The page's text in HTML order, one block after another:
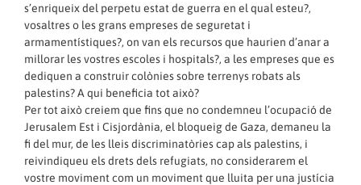
s’enriqueix del perpetu estat de guerra en el qual esteu?,
vosaltres o les grans empreses de seguretat i
armamentístiques?, on van els recursos que haurien d’anar a
millorar les vostres escoles i hospitals?, a les empreses que es
dediquen a construir colònies sobre terrenys robats als
palestins? A qui beneficia tot això?
Per tot això creiem que fins que no condemneu l’ocupació de
Jerusalem Est i Cisjordània, el bloqueig de Gaza, demaneu la
fi del mur, de les lleis discriminatòries cap als palestins, i
reivindiqueu els drets dels refugiats, no considerarem el
vostre moviment com un moviment que lluita per una justícia